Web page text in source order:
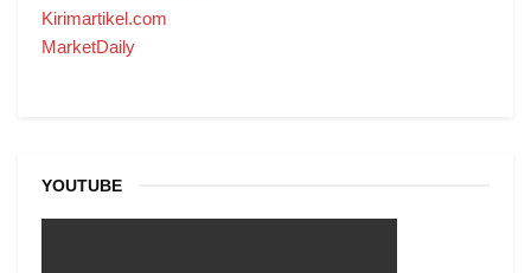
Kirimartikel.com
MarketDaily
YOUTUBE